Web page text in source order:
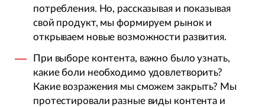
потребления. Но, рассказывая и показывая
свой продукт, мы формируем рынок и
открываем новые возможности развития.
При выборе контента, важно было узнать,
какие боли необходимо удовлетворить?
Какие возражения мы сможем закрыть? Мы
протестировали разные виды контента и